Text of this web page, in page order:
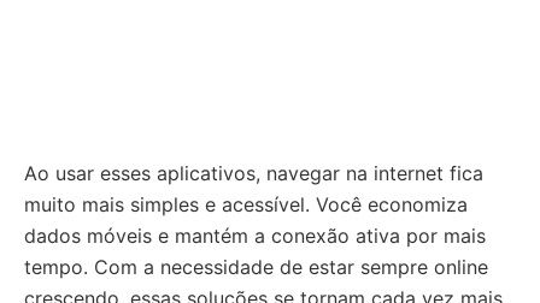
Ao usar esses aplicativos, navegar na internet fica
muito mais simples e acessível. Você economiza
dados móveis e mantém a conexão ativa por mais
tempo. Com a necessidade de estar sempre online
crescendo, essas soluções se tornam cada vez mais